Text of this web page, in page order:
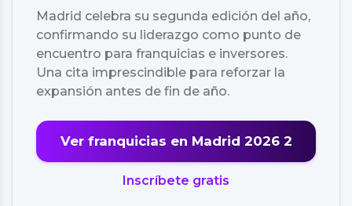
Madrid celebra su segunda edición del año,
confirmando su liderazgo como punto de
encuentro para franquicias e inversores.
Una cita imprescindible para reforzar la
expansión antes de fin de año.
Ver franquicias en Madrid 2026 2
Inscríbete gratis